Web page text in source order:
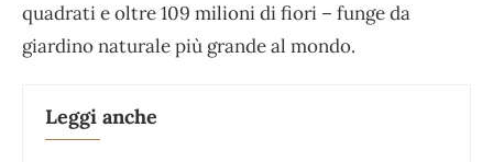
quadrati e oltre 109 milioni di fiori – funge da
giardino naturale più grande al mondo.
Leggi anche